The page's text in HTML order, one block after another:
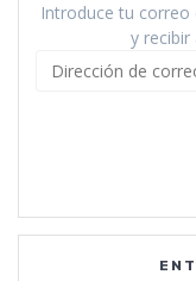
Introduce tu
y recibir